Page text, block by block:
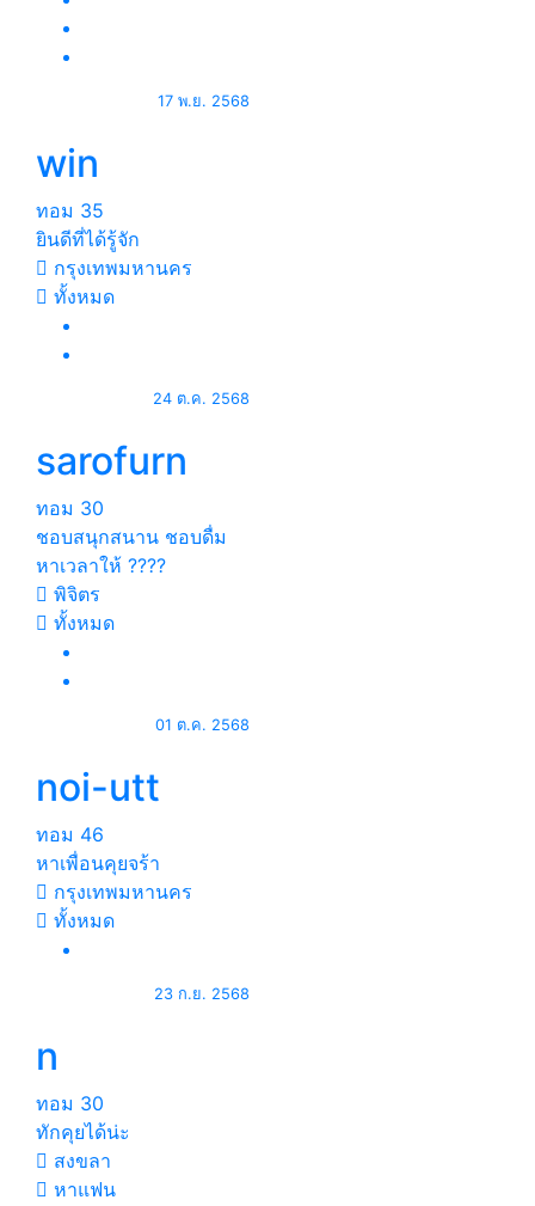
17 พ.ย. 2568
win
ทอม 35
ยินดีที่ได้รู้จัก
กรุงเทพมหานคร
ทั้งหมด
24 ต.ค. 2568
sarofurn
ทอม 30
ชอบสนุกสนาน ชอบดื่ม
หาเวลาให้ ????
พิจิตร
ทั้งหมด
01 ต.ค. 2568
noi-utt
ทอม 46
หาเพื่อนคุยจร้า
กรุงเทพมหานคร
ทั้งหมด
23 ก.ย. 2568
n
ทอม 30
ทักคุยได้น่ะ
สงขลา
หาแฟน